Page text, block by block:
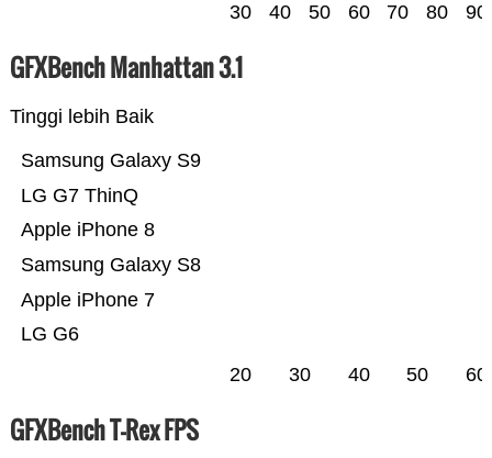
30 40 50 60 70 80 90
GFXBench Manhattan 3.1
Tinggi lebih Baik
LG G6
Apple iPhone 7
Samsung Galaxy S8
Apple iPhone 8
LG G7 ThinQ
Samsung Galaxy S9
20 30 40 50 60
GFXBench T-Rex FPS